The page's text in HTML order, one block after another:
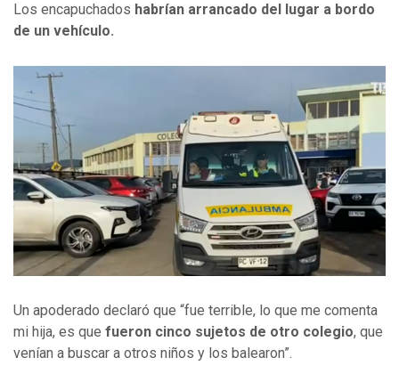
Los encapuchados habrían arrancado del lugar a bordo
de un vehículo.
Un apoderado declaró que “fue terrible, lo que me comenta
mi hija, es que fueron cinco sujetos de otro colegio, que
venían a buscar a otros niños y los balearon”.